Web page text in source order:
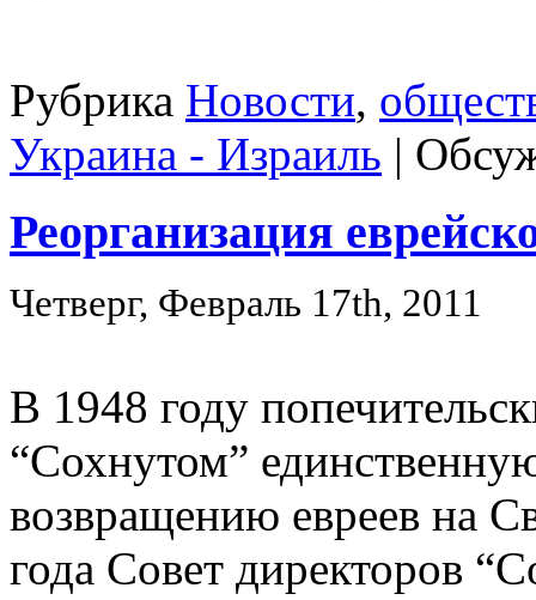
Рубрика Новости,
Украина - Израиль |
Реорганизация
Четверг, Февраль 17th, 2011
В 1948 году
“Сохнутом”
возвращению евреев на
года Совет директоров